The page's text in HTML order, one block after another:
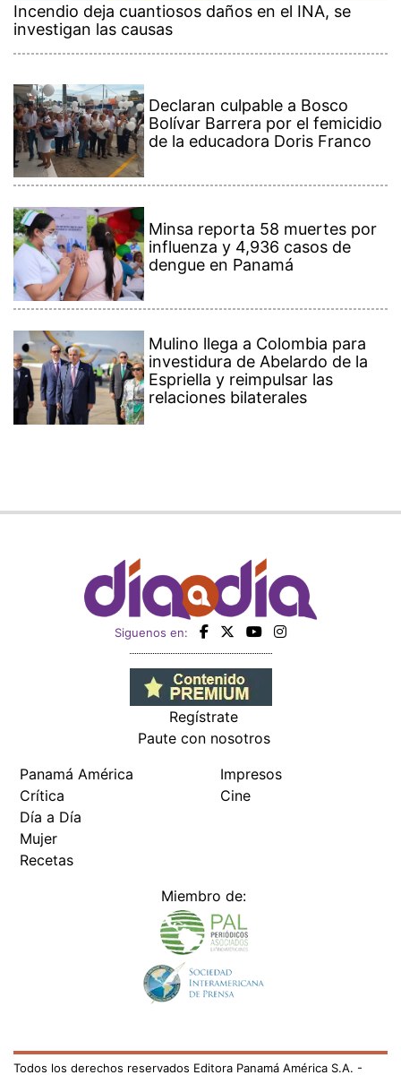
Incendio deja cuantiosos daños en el INA, se
investigan las causas
Declaran culpable a Bosco
Bolívar Barrera por el femicidio
de la educadora Doris Franco
Minsa reporta 58 muertes por
influenza y 4,936 casos de
dengue en Panamá
Mulino llega a Colombia para
investidura de Abelardo de la
Espriella y reimpulsar las
relaciones bilaterales
Siguenos en:
Regístrate
Paute con nosotros
Panamá América
Crítica
Día a Día
Mujer
Recetas
Impresos
Cine
Miembro de:
Todos los derechos reservados Editora Panamá América S.A. -